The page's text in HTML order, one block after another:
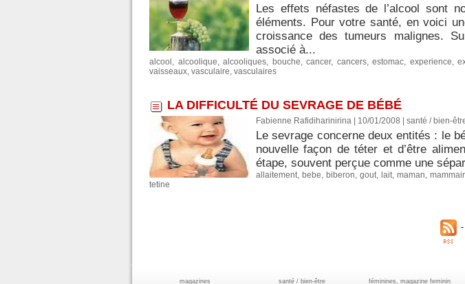
Les effets néfastes de l’alcool sont
éléments. Pour votre santé, en voici
croissance des tumeurs malignes.
associé à...
alcool , alcoolique,alcooliques, bouche,cancer, cancers,estomac, experience,
vaisseaux, vasculaire, vasculaires
LA DIFFICULTÉ DU SEVRAGE DE BÉBÉ
Fabienne Rafidiharinirina | 10/01/2008 santé / bien-
Le sevrage concerne deux entités : le
nouvelle façon de téter et d’être
étape, souvent perçue comme une
allaitement, bebe, biberon, gout, lait, maman,
tetine
magazines santé / bien-être féminines, magazine feminin